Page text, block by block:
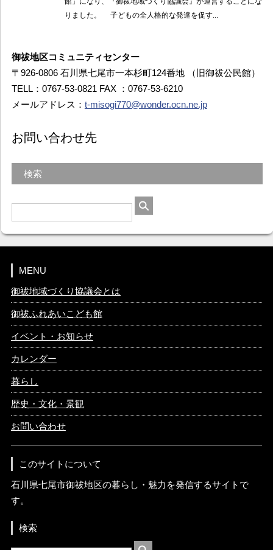
御祓地区コミュニティセンター
〒926-0806 石川県七尾市一本杉町124番地 （旧御祓公民館）
TELL：0767-53-0821 FAX ：0767-53-6210
メールアドレス： t-misogi770@wonder.ocn.ne.jp
お問い合わせ先
検索
MENU
御祓地域づくり協議会とは
御祓ふれあいこども館
イベント・お知らせ
カレンダー
暮らし
歴史・文化・景観
お問い合わせ
このサイトについて
石川県七尾市御祓地区の暮らし・魅力を発信するサイトで
す。
検索